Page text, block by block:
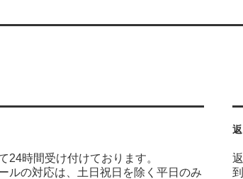
24時間受け付けております。
ルの対応は、土日祝日を除く平日のみ